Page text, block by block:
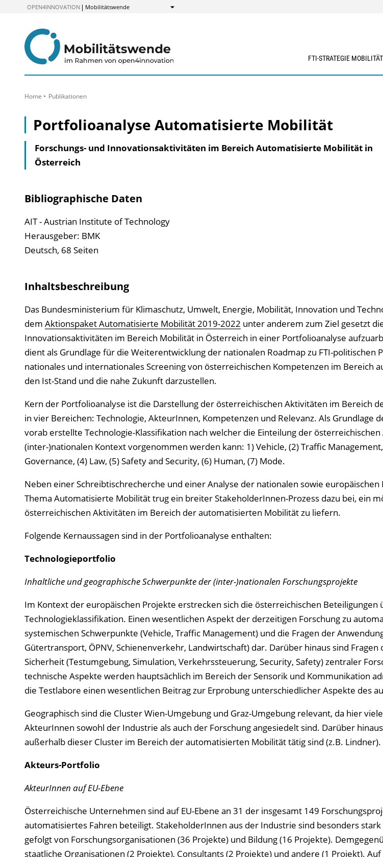
OPEN4INNOVATION Mobilitätswende
Anzeigen
FTI-STRATEGIE MOBILITÄT
Home Publikationen
Portfolioanalyse Automatisierte Mobilität
Forschungs- und Innovationsaktivitäten im Bereich Automatisierte Mobilität in
Österreich
Bibliographische Daten
AIT - Austrian Institute of Technology
Herausgeber: BMK
Deutsch, 68 Seiten
Inhaltsbeschreibung
Das Bundesministerium für Klimaschutz, Umwelt, Energie, Mobilität, Innovation und
dem Aktionspaket Automatisierte Mobilität 2019-2022 unter anderem zum Ziel gesetzt
Innovationsaktivitäten im Bereich Mobilität in Österreich in einer Portfolioanalyse
dient als Grundlage für die Weiterentwicklung der nationalen Roadmap zu FTI-politischen
nationales und internationales Screening von österreichischen Kompetenzen im Bereich
den Ist-Stand und die nahe Zukunft darzustellen.
Kern der Portfolioanalyse ist die Darstellung der österreichischen Aktivitäten im Bereich
in vier Bereichen: Technologie, AkteurInnen, Kompetenzen und Relevanz. Als Grundlage
vorab erstellte Technologie-Klassifikation nach welcher die Einteilung der
(inter-)nationalen Kontext vorgenommen werden kann: 1) Vehicle, (2) Traffic
Governance, (4) Law, (5) Safety and Security, (6) Human, (7) Mode.
Neben einer Schreibtischrecherche und einer Analyse der nationalen sowie
Thema Automatisierte Mobilität trug ein breiter StakeholderInnen-Prozess dazu bei, ein
österreichischen Aktivitäten im Bereich der automatisierten Mobilität zu liefern.
Folgende Kernaussagen sind in der Portfolioanalyse enthalten:
Technologieportfolio
Inhaltliche und geographische Schwerpunkte der (inter-)nationalen Forschungsprojekte
Im Kontext der europäischen Projekte erstrecken sich die österreichischen Beteiligungen
Technologieklassifikation. Einen wesentlichen Aspekt der derzeitigen Forschung zu
systemischen Schwerpunkte (Vehicle, Traffic Management) und die Fragen der
Gütertransport, ÖPNV, Schienenverkehr, Landwirtschaft) dar. Darüber hinaus sind
Sicherheit (Testumgebung, Simulation, Verkehrssteuerung, Security, Safety) zentraler
technische Aspekte werden hauptsächlich im Bereich der Sensorik und Kommunikation
die Testlabore einen wesentlichen Beitrag zur Erprobung unterschiedlicher Aspekte des
Geographisch sind die Cluster Wien-Umgebung und Graz-Umgebung relevant, da hier
AkteurInnen sowohl der Industrie als auch der Forschung angesiedelt sind. Darüber
außerhalb dieser Cluster im Bereich der automatisierten Mobilität tätig sind (z.B. Lindner).
Akteurs-Portfolio
AkteurInnen auf EU-Ebene
Österreichische Unternehmen sind auf EU-Ebene an 31 der insgesamt 149
automatisiertes Fahren beteiligt. StakeholderInnen aus der Industrie sind besonders
gefolgt von Forschungsorganisationen (36 Projekte) und Bildung (16 Projekte).
staatliche Organisationen (2 Projekte), Consultants (2 Projekte) und andere (1 Projekt).